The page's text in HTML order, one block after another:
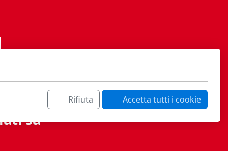
sa
Rifiuta Accetta tutti i cookie